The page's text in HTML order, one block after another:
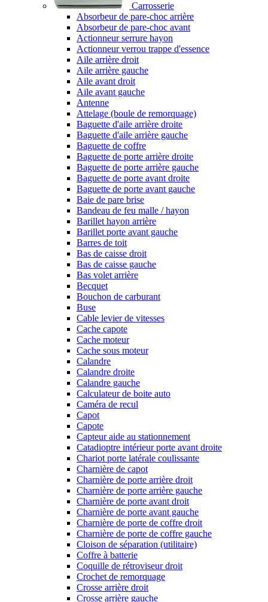
Carrosserie
Absorbeur de pare-choc arrière
Absorbeur de pare-choc avant
Actionneur serrure hayon
Actionneur verrou trappe d'essence
Aile arrière droit
Aile arrière gauche
Aile avant droit
Aile avant gauche
Antenne
Attelage (boule de remorquage)
Baguette d'aile arrière droite
Baguette d'aile arrière gauche
Baguette de coffre
Baguette de porte arrière droite
Baguette de porte arrière gauche
Baguette de porte avant droite
Baguette de porte avant gauche
Baie de pare brise
Bandeau de feu malle / hayon
Barillet hayon arrière
Barillet porte avant gauche
Barres de toit
Bas de caisse droit
Bas de caisse gauche
Bas volet arrière
Becquet
Bouchon de carburant
Buse
Cable levier de vitesses
Cache capote
Cache moteur
Cache sous moteur
Calandre
Calandre droite
Calandre gauche
Calculateur de boite auto
Caméra de recul
Capot
Capote
Capteur aide au stationnement
Catadioptre intérieur porte avant droite
Chariot porte latérale coulissante
Charnière de capot
Charnière de porte arrière droit
Charnière de porte arrière gauche
Charnière de porte avant droit
Charnière de porte avant gauche
Charnière de porte de coffre droit
Charnière de porte de coffre gauche
Cloison de séparation (utilitaire)
Coffre à batterie
Coquille de rétroviseur droit
Crochet de remorquage
Crosse arrière droit
Crosse arrière gauche